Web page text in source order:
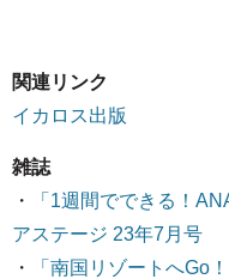
関連リンク
イカロス出版
雑誌
・
「1週間でできる！
アステージ 23年7月号
・
「南国リゾートへGo